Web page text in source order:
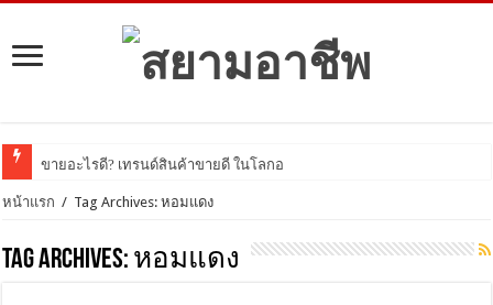
ขายอะไรดี? เทรนด์สินค้าขายดี ในโลกออนไลน์ ป
หน้าแรก / Tag Archives: หอมแดง
Tag Archives: หอมแดง